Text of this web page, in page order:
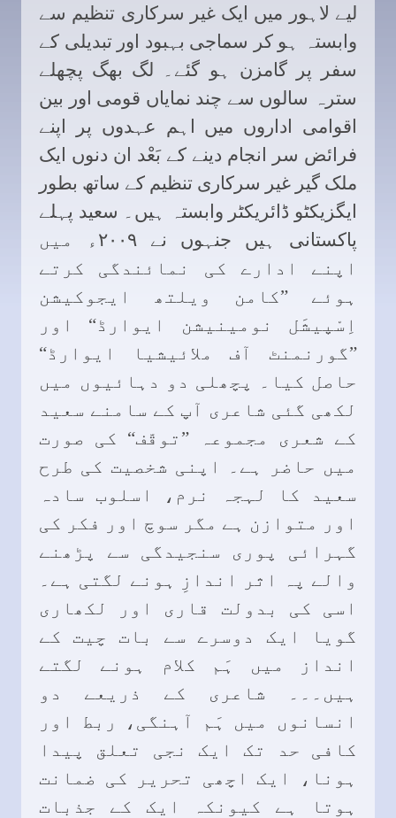
لیے لاہور میں ایک غیر سرکاری تنظیم سے
وابستہ ہو کر سماجی بہبود اور تبدیلی کے
سفر پر گامزن ہو گئے۔ لگ بھگ پچھلے
سترہ سالوں سے چند نمایاں قومی اور بین
اقوامی اداروں میں اہم عہدوں پر اپنے
فرائض سر انجام دینے کے بَعْد ان دنوں ایک
ملک گیر غیر سرکاری تنظیم کے ساتھ بطور
ایگزیکٹو ڈائریکٹر وابستہ ہیں۔ سعید پہلے
پاکستانی ہیں جنہوں نے ٢٠٠٩ء میں
اپنے ادارے کی نمائندگی کرتے
ہوئے ”کامن ویلتھ ایجوکیشن
اِسْپیشَل نومینیشن ایوارڈ“ اور
”گورنمنٹ آف ملائیشیا ایوارڈ“
حاصل کیا۔ پچھلی دو دہائیوں میں
لکھی گئی شاعری آپ کے سامنے سعید
کے شعری مجموعہ ”توقّف“ کی صورت
میں حاضر ہے۔ اپنی شخصیت کی طرح
سعید کا لہجہ نرم، اسلوب سادہ
اور متوازن ہے مگر سوچ اور فکر کی
گہرائی پوری سنجیدگی سے پڑھنے
والے پہ اثر اندازِ ہونے لگتی ہے۔
اسی کی بدولت قاری اور لکھاری
گویا ایک دوسرے سے بات چیت کے
انداز میں ہَم كلام ہونے لگتے
ہیں۔۔۔ شاعری کے ذریعے دو
انسانوں میں ہَم آہنگی، ربط اور
کافی حد تک ایک نجی تعلق پیدا
ہونا، ایک اچھی تحریر کی ضمانت
ہوتا ہے کیونکہ ایک کے جذبات